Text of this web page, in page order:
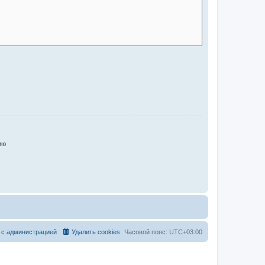
Часовой пояс: UTC+03:00
Удалить cookies
администрацией